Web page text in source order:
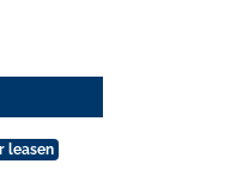
leasen